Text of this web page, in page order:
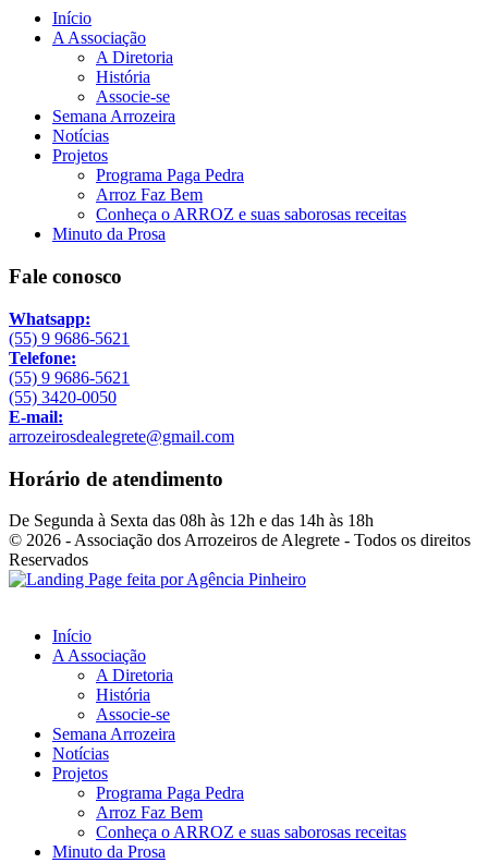
Início
A Associação
A Diretoria
História
Associe-se
Semana Arrozeira
Notícias
Projetos
Programa Paga Pedra
Arroz Faz Bem
Conheça o ARROZ e suas saborosas receitas
Minuto da Prosa
Fale conosco
Whatsapp:
(55) 9 9686-5621
Telefone:
(55) 9 9686-5621
(55) 3420-0050
E-mail:
arrozeirosdealegrete@gmail.com
Horário de atendimento
De Segunda à Sexta das 08h às 12h e das 14h às 18h
© 2026 - Associação dos Arrozeiros de Alegrete - Todos os direitos
Reservados
Início
A Associação
A Diretoria
História
Associe-se
Semana Arrozeira
Notícias
Projetos
Programa Paga Pedra
Arroz Faz Bem
Conheça o ARROZ e suas saborosas receitas
Minuto da Prosa